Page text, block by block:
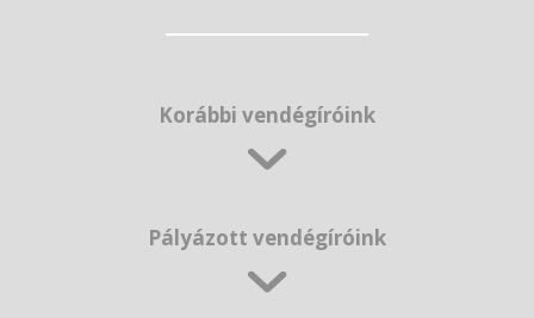
Korábbi vendégíróink
Pályázott vendégíróink